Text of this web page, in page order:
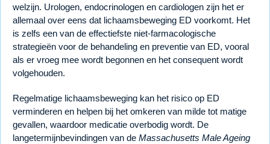
welzijn. Urologen, endocrinologen en cardiologen zijn het er
allemaal over eens dat lichaamsbeweging ED voorkomt. Het
is zelfs een van de effectiefste niet-farmacologische
strategieën voor de behandeling en preventie van ED, vooral
als er vroeg mee wordt begonnen en het consequent wordt
volgehouden.
Regelmatige lichaamsbeweging kan het risico op ED
verminderen en helpen bij het omkeren van milde tot matige
gevallen, waardoor medicatie overbodig wordt. De
langetermijnbevindingen van de Massachusetts Male Ageing